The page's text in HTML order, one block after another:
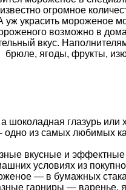
огромное
уж украсить мороженое
возможно в
вкус.
брюле, ягоды, фрукты,
шоколадная глазурь
одно из самых любимых
вкусные и
условиях из
— в бумажных
гарниры — варенье,